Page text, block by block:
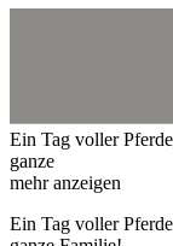
Ein Tag voller
ganze
mehr anzeigen
Ein Tag voller